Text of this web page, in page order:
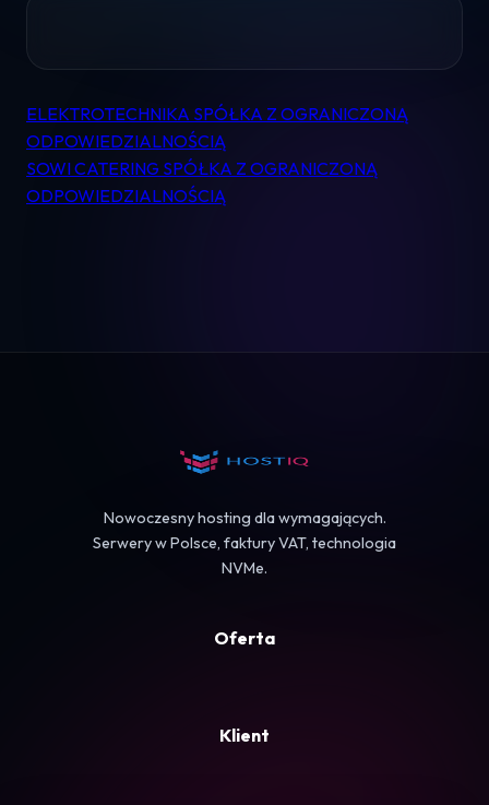
Pomoc
Kontakt
Nawigacja
wpisu
ELEKTROTECHNIKA SPÓŁKA Z OGRANICZONĄ
ODPOWIEDZIALNOŚCIĄ
SOWI CATERING SPÓŁKA Z OGRANICZONĄ
ODPOWIEDZIALNOŚCIĄ
Nowoczesny hosting dla wymagających.
Serwery w Polsce, faktury VAT, technologia
NVMe.
Oferta
Klient